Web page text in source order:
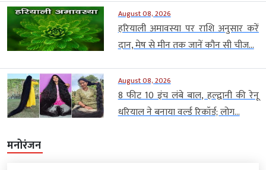
August 08, 2026
हरियाली अमावस्या पर राशि अनुसार करें
दान, मेष से मीन तक जानें कौन सी चीज...
August 08, 2026
8 फीट 10 इंच लंबे बाल, हल्द्वानी की रेनू
धरियाल ने बनाया वर्ल्ड रिकॉर्ड; लोग...
मनोरंजन